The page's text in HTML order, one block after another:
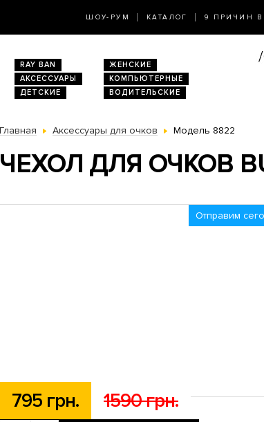
ШОУ-РУМ КАТАЛОГ 9 ПРИЧИН
RAY BAN
ЖЕНСКИЕ
АКСЕССУАРЫ
КОМПЬЮТЕРНЫЕ
ДЕТСКИЕ ВОДИТЕЛЬСКИЕ
Главная Аксессуары для очков Модель 8822
ЧЕХОЛ ДЛЯ ОЧКОВ
Отправим
795 грн. 1590 грн.